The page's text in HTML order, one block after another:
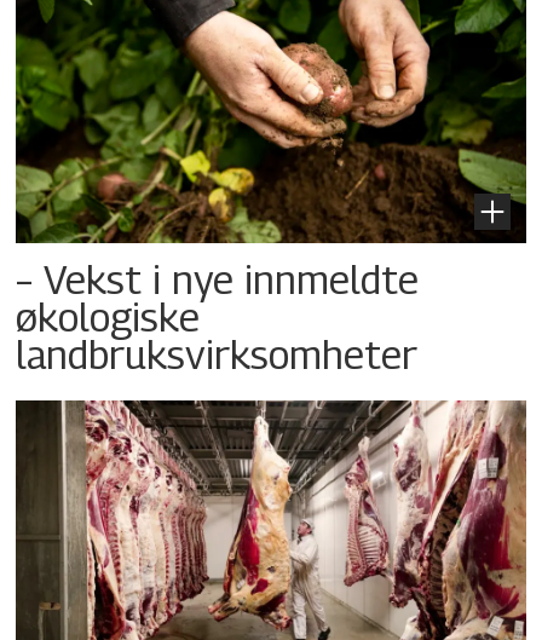
– Vekst i nye innmeldte
økologiske
landbruksvirksomheter